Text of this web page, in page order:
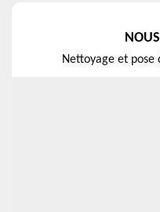
Nettoyage et